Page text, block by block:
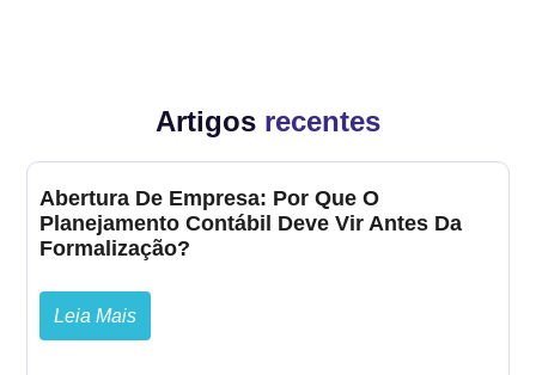
Artigos recentes
Abertura De Empresa: Por Que O
Planejamento Contábil Deve Vir Antes Da
Formalização?
Leia Mais